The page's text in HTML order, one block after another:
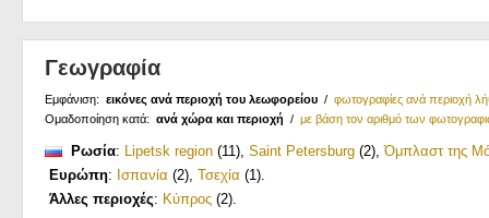
Γεωγραφία
Εμφάνιση: εικόνες ανά περιοχή του λεωφορείου / φωτογραφίες ανά περιοχή
Ομαδοποίηση κατά: ανά χώρα και περιοχή / με βάση τον αριθμό των
Ρωσία: Lipetsk region (11), Saint Petersburg (2),Όμπλαστ της
Ευρώπη: Ισπανία (2), Τσεχία (1).
Άλλες περιοχές: Κύπρος (2).